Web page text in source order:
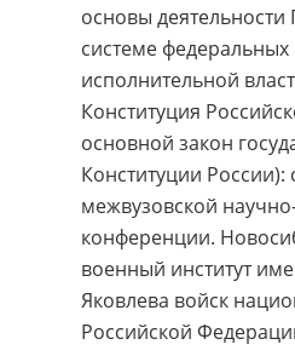
основы
системе федеральных
исполнительной
Конституция
основной закон
Конституции
межвузовской
конференции.
военный институт
Яковлева войск
Российской